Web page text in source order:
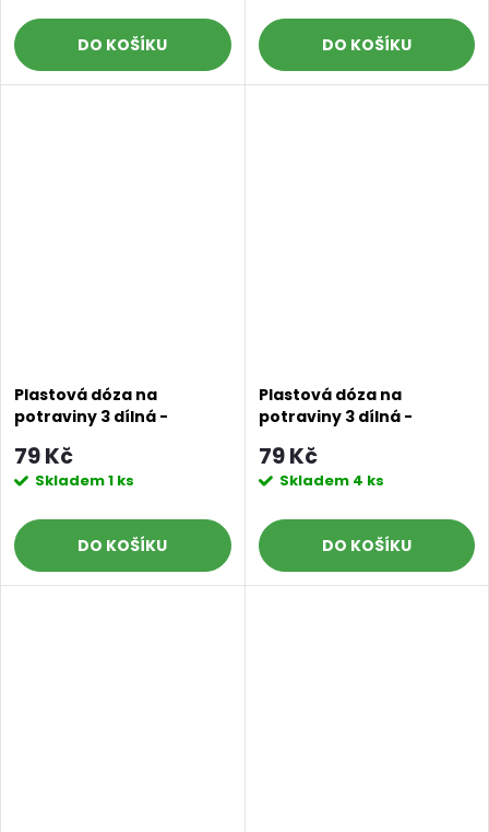
DO KOŠÍKU DO KOŠÍKU
Plastová dóza na
potraviny 3 dílná -
79 Kč
Skladem1 ks
DO KOŠÍKU
Plastová dóza na
potraviny 3 dílná -
79 Kč
Skladem 4 ks
DO KOŠÍKU